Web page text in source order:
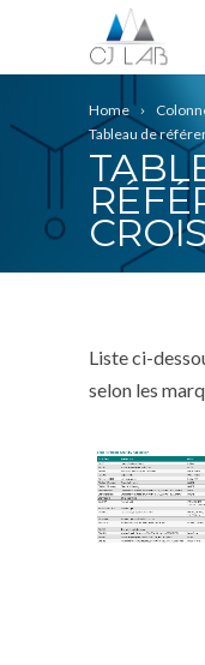
Home
Tableau de
Liste ci-
selon les